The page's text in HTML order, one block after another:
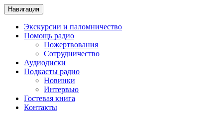
Навигация
Экскурсии и паломничество
Помощь радио
Пожертвования
Сотрудничество
Аудиодиски
Подкасты радио
Новинки
Интервью
Гостевая книга
Контакты